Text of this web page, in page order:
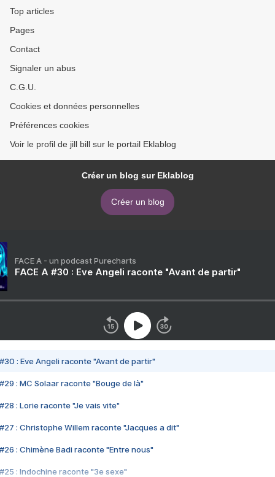
Top articles
Pages
Contact
Signaler un abus
C.G.U.
Cookies et données personnelles
Préférences cookies
Voir le profil de jill bill sur le portail Eklablog
Créer un blog sur Eklablog
Créer un blog
FACE A - un podcast Purecharts
FACE A #30 : Eve Angeli raconte "Avant de partir"
#30 : Eve Angeli raconte "Avant de partir"
#29 : MC Solaar raconte "Bouge de là"
#28 : Lorie raconte "Je vais vite"
#27 : Christophe Willem raconte "Jacques a dit"
#26 : Chimène Badi raconte "Entre nous"
#25 : Indochine raconte "3e sexe"